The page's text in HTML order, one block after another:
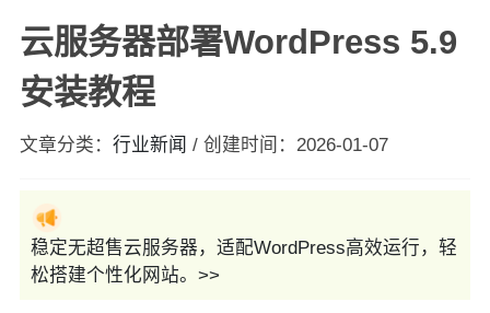
云服务器部署WordPress 5.9
安装教程
文章分类： 行业新闻 / 创建时间： 2026-01-07
稳定无超售云服务器，适配WordPress高效运行，轻
松搭建个性化网站。>>